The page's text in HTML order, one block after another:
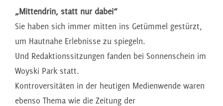
„Mittendrin, statt nur dabei“
Sie haben sich immer mitten ins Getümmel gestürzt,
um Hautnahe Erlebnisse zu spiegeln.
Und Redaktionssitzungen fanden bei Sonnenschein im
Woyski Park statt.
Kontroversitäten in der heutigen Medienwende waren
ebenso Thema wie die Zeitung der